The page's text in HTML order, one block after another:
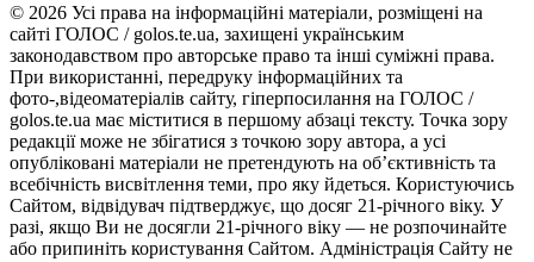
© 2026 Усі права на інформаційні матеріали, розміщені на
сайті ГОЛОС / golos.te.ua, захищені українським
законодавством про авторське право та інші суміжні права.
При використанні, передруку інформаційних та
фото-,відеоматеріалів сайту, гіперпосилання на ГОЛОС /
golos.te.ua має міститися в першому абзаці тексту. Точка зору
редакції може не збігатися з точкою зору автора, а усі
опубліковані матеріали не претендують на об’єктивність та
всебічність висвітлення теми, про яку йдеться. Користуючись
Сайтом, відвідувач підтверджує, що досяг 21-річного віку. У
разі, якщо Ви не досягли 21-річного віку — не розпочинайте
або припиніть користування Сайтом. Адміністрація Сайту не